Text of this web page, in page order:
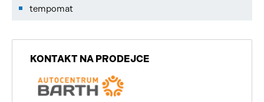
tempomat
KONTAKT NA PRODEJCE